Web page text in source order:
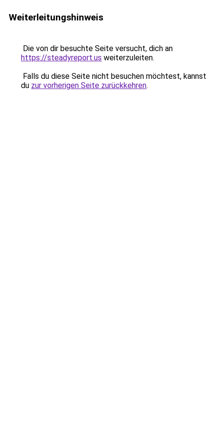
Weiterleitungshinweis
Die von dir besuchte Seite versucht, dich an
https://steadyreport.us weiterzuleiten.
Falls du diese Seite nicht besuchen möchtest, kannst
du zur vorherigen Seite zurückkehren.